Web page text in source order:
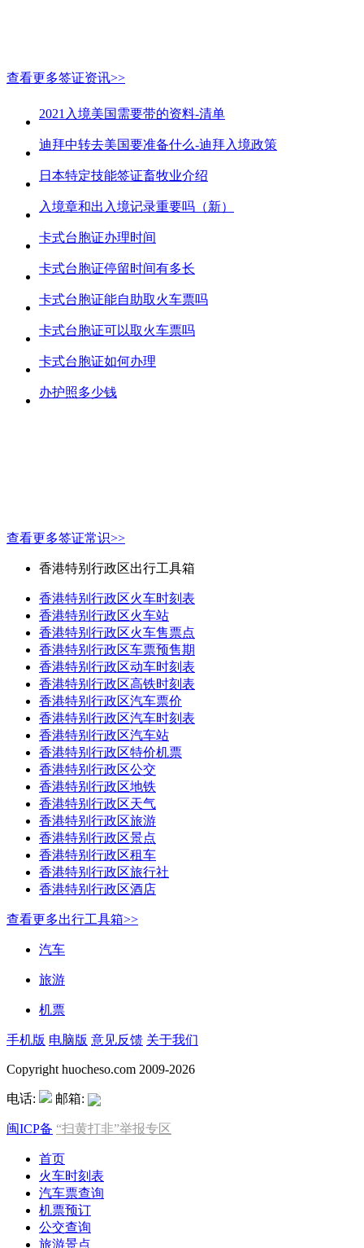
查看更多签证资讯>>
2021入境美国需要带的资料-清单
迪拜中转去美国要准备什么-迪拜入境政策
日本特定技能签证畜牧业介绍
入境章和出入境记录重要吗（新）
卡式台胞证办理时间
卡式台胞证停留时间有多长
卡式台胞证能自助取火车票吗
卡式台胞证可以取火车票吗
卡式台胞证如何办理
办护照多少钱
查看更多签证常识>>
香港特别行政区出行工具箱
香港特别行政区火车时刻表
香港特别行政区火车站
香港特别行政区火车售票点
香港特别行政区车票预售期
香港特别行政区动车时刻表
香港特别行政区高铁时刻表
香港特别行政区汽车票价
香港特别行政区汽车时刻表
香港特别行政区汽车站
香港特别行政区特价机票
香港特别行政区公交
香港特别行政区地铁
香港特别行政区天气
香港特别行政区旅游
香港特别行政区景点
香港特别行政区租车
香港特别行政区旅行社
香港特别行政区酒店
查看更多出行工具箱>>
汽车
旅游
机票
手机版 电脑版 意见反馈 关于我们
Copyright huocheso.com 2009-2026
电话: 邮箱:
闽ICP备 “扫黄打非”举报专区
首页
火车时刻表
汽车票查询
机票预订
公交查询
旅游景点